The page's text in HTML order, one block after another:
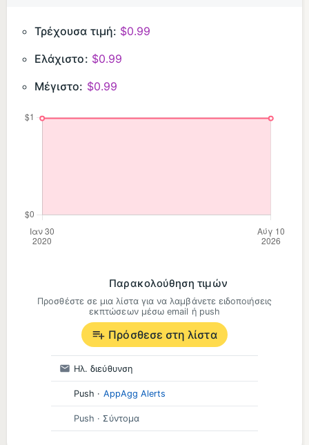
Τρέχουσα τιμή: $0.99
Ελάχιστο: $0.99
Μέγιστο: $0.99
Παρακολούθηση τιμών
Προσθέστε σε μια λίστα για να λαμβάνετε ειδοποιήσεις
εκπτώσεων μέσω email ή push
Πρόσθεσε στη λίστα
Ηλ. διεύθυνση
Push · AppAgg Alerts
Push · Σύντομα